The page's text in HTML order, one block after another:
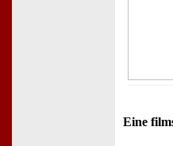
Eine